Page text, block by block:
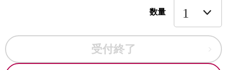
数量
受付終了